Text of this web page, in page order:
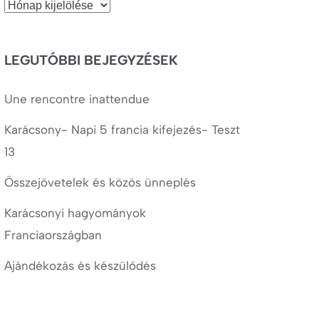
Korábbi
LEGUTÓBBI BEJEGYZÉSEK
Une rencontre inattendue
Karácsony- Napi 5 francia kifejezés- Teszt
13
Összejövetelek és közös ünneplés
Karácsonyi hagyományok
Franciaországban
Ajándékozás és készülődés